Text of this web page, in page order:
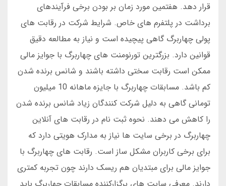
قرار دهد. هفتمین مورد زمان بر بودن برخی فرآیندهای
برداشت در پلتفرم های خاص. شرایط شرکت در رقابت های
پولی چهاربرگ گاهی پیچیده است و نیاز به مطالعه دقیق
قوانین دارد. بزرگترین تورنومنت های چهاربرگ با جوایز مالی
ممکن است رقابت سختی داشته باشند و شانس برنده شدن
کم باشد. مسابقات چهاربرگ با جایزه ماهانه 10 میلیون
تومانی گاهی به دلیل شرکت کنندگان زیاد شانس برنده شدن
را کاهش می دهند. نحوه ثبت نام در رقابت های آنلاین
چهاربرگ در برخی سایت ها نیاز به مدارک هویتی دارد که
برای برخی کاربران مشکل ساز است. رقابت های چهاربرگ با
جوایز مالی برای مبتدیان هم ریسک دارند چون تجربه کمتری